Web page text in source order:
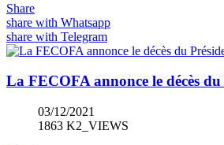
Share
share with Whatsapp
share with Telegram
La FECOFA annonce le décès
03/12/2021
1863 K2_VIEWS